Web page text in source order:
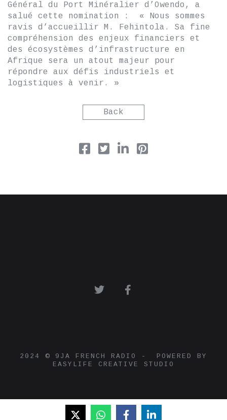
Général du Port Minéralier d’Owendo, a
salué cette nomination : « Nous sommes
ravis d’accueillir M. Fehintola. Sa fine
compréhension des enjeux financiers et
des écosystèmes d’infrastructure en
Afrique sera un atout majeur pour
répondre aux défis industriels et
logistiques à venir. »
Back
2024 © 9JA FRENCH RADIO - POWERED BY
EASYLIFE CREATIVE STUDIO